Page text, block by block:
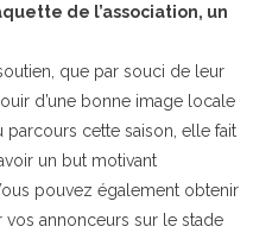
de l’association, un
que par souci de leur
d’une bonne image locale
parcours cette saison, elle fait
un but motivant
pouvez également obtenir
annonceurs sur le stade